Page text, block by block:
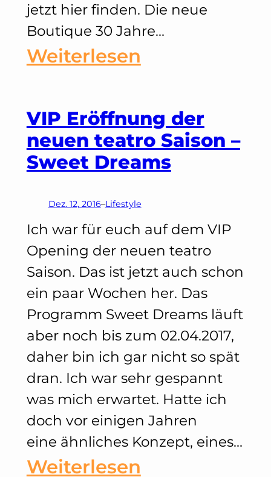
jetzt hier finden. Die neue
Boutique 30 Jahre…
Weiterlesen
–
Gemeinsam
Schwerelos
–
Boutique
Eröffnung
&
Party
VIP Eröffnung der
neuen teatro Saison –
Sweet Dreams
Dez. 12, 2016–Lifestyle
Ich war für euch auf dem VIP
Opening der neuen teatro
Saison. Das ist jetzt auch schon
ein paar Wochen her. Das
Programm Sweet Dreams läuft
aber noch bis zum 02.04.2017,
daher bin ich gar nicht so spät
dran. Ich war sehr gespannt
was mich erwartet. Hatte ich
doch vor einigen Jahren
eine ähnliches Konzept, eines…
Weiterlesen